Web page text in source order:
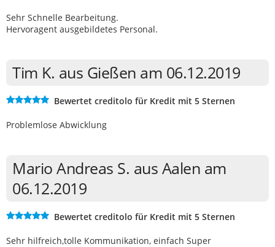
Sehr Schnelle Bearbeitung.
Hervoragent ausgebildetes Personal.
Tim K. aus Gießen am 06.12.2019
Bewertet creditolo für Kredit mit 5 Sternen
Problemlose Abwicklung
Mario Andreas S. aus Aalen am
06.12.2019
Bewertet creditolo für Kredit mit 5 Sternen
Sehr hilfreich,tolle Kommunikation, einfach Super